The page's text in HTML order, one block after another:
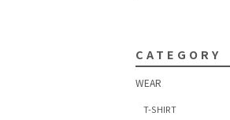
CATEGORY
WEAR
T-SHIRT